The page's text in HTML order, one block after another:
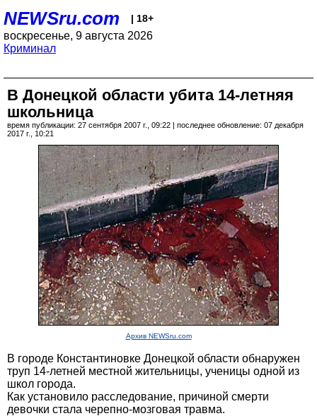
NEWSru.com | 18+
воскресенье, 9 августа 2026
Криминал
В Донецкой области убита 14-летняя
школьница
время публикации: 27 сентября 2007 г., 09:22 | последнее обновление: 07 декабря
2017 г., 10:21
Архив NEWSru.com
В городе Константиновке Донецкой области обнаружен
труп 14-летней местной жительницы, ученицы одной из
школ города.
Как установило расследование, причиной смерти
девочки стала черепно-мозговая травма.